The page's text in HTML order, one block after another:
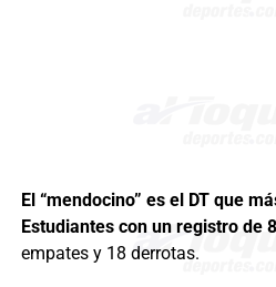
El “mendocino” es el DT que
Estudiantes con un registro de
empates y 18 derrotas.